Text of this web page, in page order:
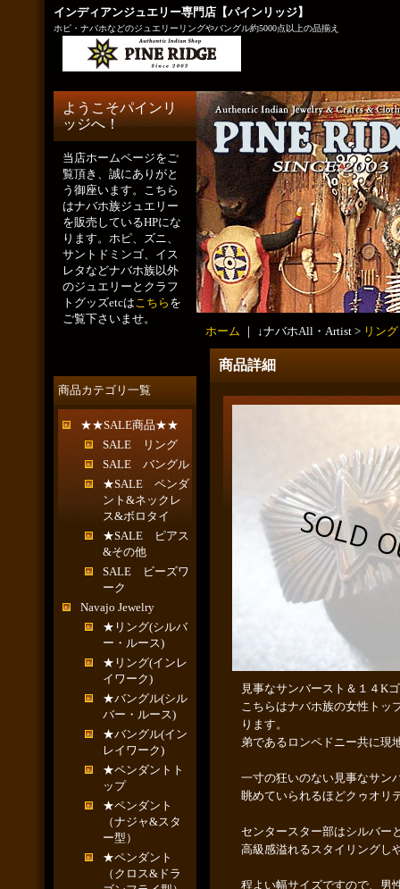
インディアンジュエリー専門店【パインリッジ】
ホピ・ナバホなどのジュエリーリングやバングル約5000点以上の品揃え
ようこそパインリ
ッジへ！
当店ホームページをご
覧頂き、誠にありがと
う御座います。こちら
はナバホ族ジュエリー
を販売しているHPにな
ります。ホピ、ズニ、
サントドミンゴ、イス
レタなどナバホ族以外
のジュエリーとクラフ
トグッズetcはこちら を
ご覧下さいませ。
商品カテゴリ一覧
★★SALE商品★★
SALE リング
SALE バングル
★SALE ペンダ
ント&ネックレ
ス&ボロタイ
★SALE ピアス
&その他
SALE ビーズワ
ーク
Navajo Jewelry
★リング(シルバ
ー・ルース)
★リング(インレ
イワーク)
★バングル(シル
バー・ルース)
★バングル(イン
レイワーク)
★ペンダントト
ップ
★ペンダント
（ナジャ&スタ
ー型）
★ペンダント
（クロス&ドラ
ホーム ｜ ↓ナバホAll・Artist > リング
商品詳細
見事なサンバースト＆１４K
こちらはナバホ族の女性トッ
ります。
弟であるロンペドニー共に現
一寸の狂いのない見事なサン
眺めていられるほどクゥオリ
センタースター部はシルバー
高級感溢れるスタイリングし
程よい幅サイズですので、男